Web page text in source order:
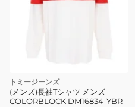
トミージーンズ
(メンズ)長袖Tシャツ メンズ
COLORBLOCK DM16834-YBR